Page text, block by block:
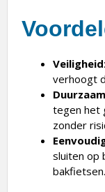
Veiligheid
verhoogt
tegen het
zonder
sluiten op
bakfietsen.